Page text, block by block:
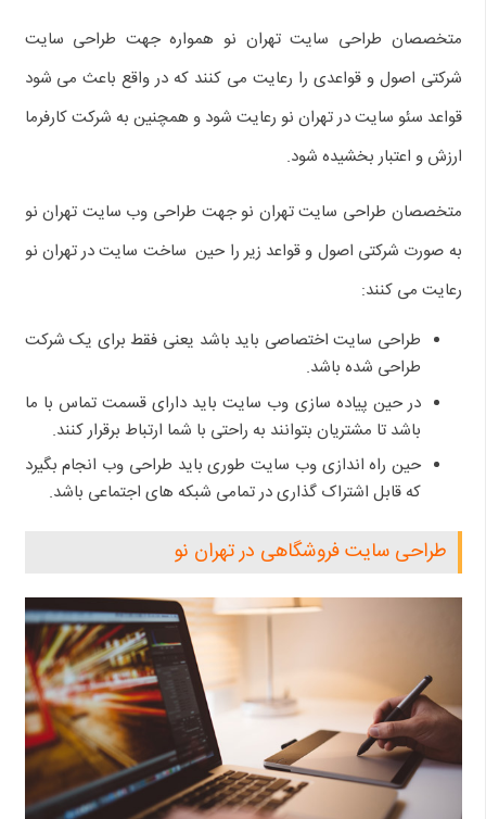
متخصصان طراحی سایت تهران نو همواره جهت طراحی سایت
شرکتی اصول و قواعدی را رعایت می کنند که در واقع باعث می شود
قواعد سئو سایت در تهران نو رعایت شود و همچنین به شرکت کارفرما
ارزش و اعتبار بخشیده شود.
متخصصان طراحی سایت تهران نو جهت طراحی وب سایت تهران نو
به صورت شرکتی اصول و قواعد زیر را حین ساخت سایت در تهران نو
رعایت می کنند:
طراحی سایت اختصاصی باید باشد یعنی فقط برای یک شرکت
طراحی شده باشد.
در حین پیاده سازی وب سایت باید دارای قسمت تماس با ما
باشد تا مشتریان بتوانند به راحتی با شما ارتباط برقرار کنند.
حین راه اندازی وب سایت طوری باید طراحی وب انجام بگیرد
که قابل اشتراک گذاری در تمامی شبکه های اجتماعی باشد.
طراحی سایت فروشگاهی در تهران نو